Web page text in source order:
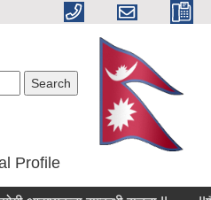
Profile